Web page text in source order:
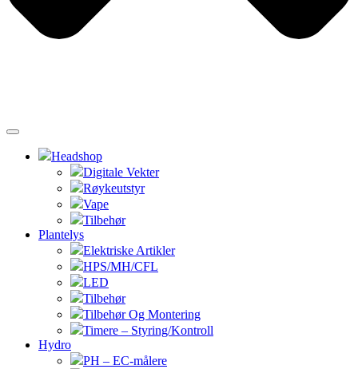
Headshop
Digitale Vekter
Røykeutstyr
Vape
Tilbehør
Plantelys
Elektriske Artikler
HPS/MH/CFL
LED
Tilbehør
Tilbehør Og Montering
Timere – Styring/Kontroll
Hydro
PH – EC-målere